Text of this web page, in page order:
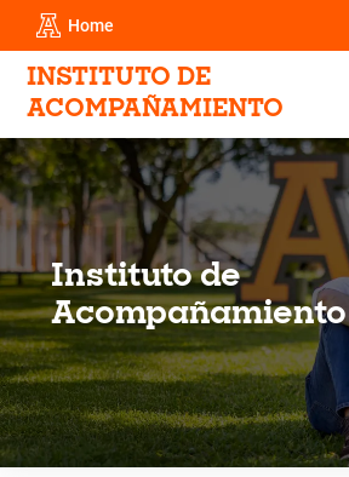
Home
INSTITUTO DE
ACOMPAÑAMIENTO
Instituto de
Acompañamiento